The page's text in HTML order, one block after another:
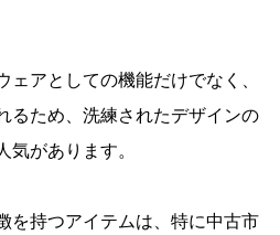
ェアとしての機能だけでなく、
るため、洗練されたデザインの
気があります。
を持つアイテムは、特に中古市